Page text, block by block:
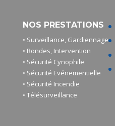
NOS PRESTATIONS
• Surveillance, Gardiennage
• Rondes, Intervention
• Sécurité Cynophile
• Sécurité Evénementielle
• Sécurité Incendie
• Télésurveillance